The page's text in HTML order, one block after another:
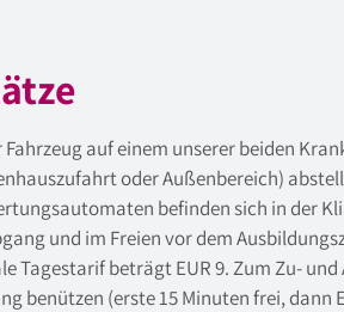
Fahrzeug auf einem unserer beiden
oder Außenbereich)
befinden sich in der
und im Freien vor dem
Tagestarif beträgt EUR 9. Zum Zu-
benützen (erste 15 Minuten frei, dann